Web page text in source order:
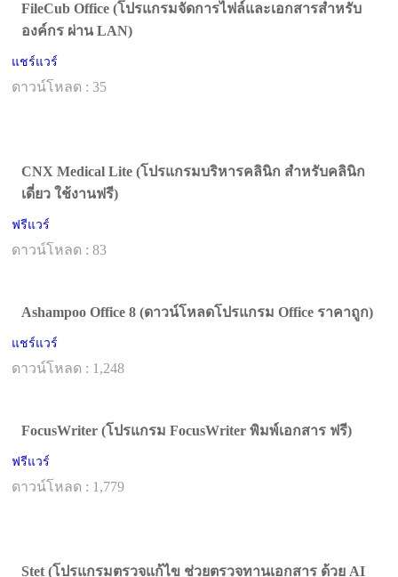
FileCub Office (โปรแกรมจัดการไฟล์และเอกสารสำหรับ
องค์กร ผ่าน LAN)
แชร์แวร์
ดาวน์โหลด : 35
CNX Medical Lite (โปรแกรมบริหารคลินิก สำหรับคลินิก
เดี่ยว ใช้งานฟรี)
ฟรีแวร์
ดาวน์โหลด : 83
Ashampoo Office 8 (ดาวน์โหลดโปรแกรม Office ราคาถูก)
แชร์แวร์
ดาวน์โหลด : 1,248
FocusWriter (โปรแกรม FocusWriter พิมพ์เอกสาร ฟรี)
ฟรีแวร์
ดาวน์โหลด : 1,779
Stet (โปรแกรมตรวจแก้ไข ช่วยตรวจทานเอกสาร ด้วย AI